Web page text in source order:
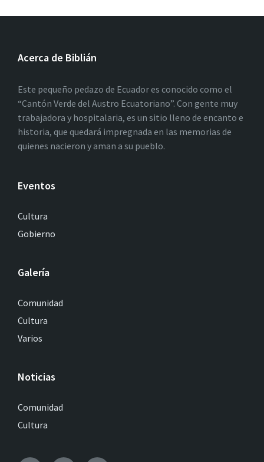
Acerca de Biblián
Este pequeño pedazo de Ecuador es conocido como el
“Cantón Verde del Austro Ecuatoriano”. Con gente muy
trabajadora y hospitalaria, es un sitio lleno de encanto e
historia, que quedará impregnada en las memorias de
quienes nacieron y aman a su pueblo.
Eventos
Cultura
Gobierno
Galería
Comunidad
Cultura
Varios
Noticias
Comunidad
Cultura